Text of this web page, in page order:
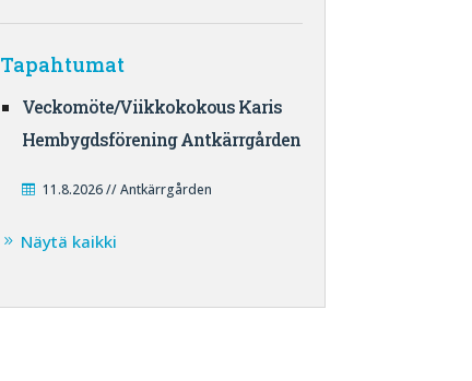
Tapahtumat
Veckomöte/Viikkokokous Karis
Hembygdsförening Antkärrgården
11.8.2026 // Antkärrgården
Näytä kaikki